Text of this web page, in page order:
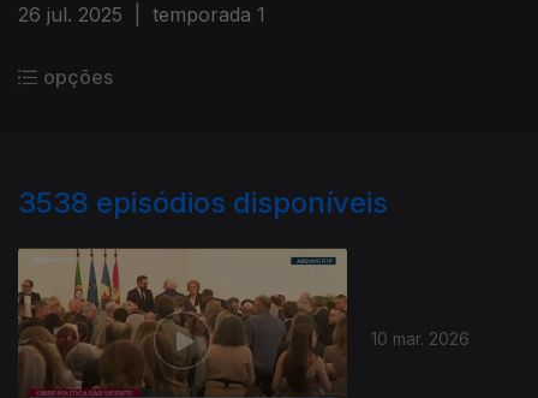
26 jul. 2025 temporada 1
opções
3538 episódios disponíveis
10 mar. 2026